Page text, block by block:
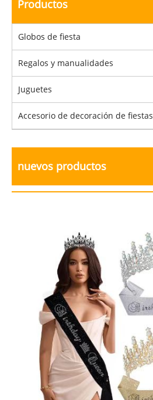
Productos
Globos de fiesta
Regalos y manualidades
Juguetes
Accesorio de decoración de fiestas
nuevos productos